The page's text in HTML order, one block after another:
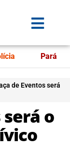
Pará
de Eventos será
será o